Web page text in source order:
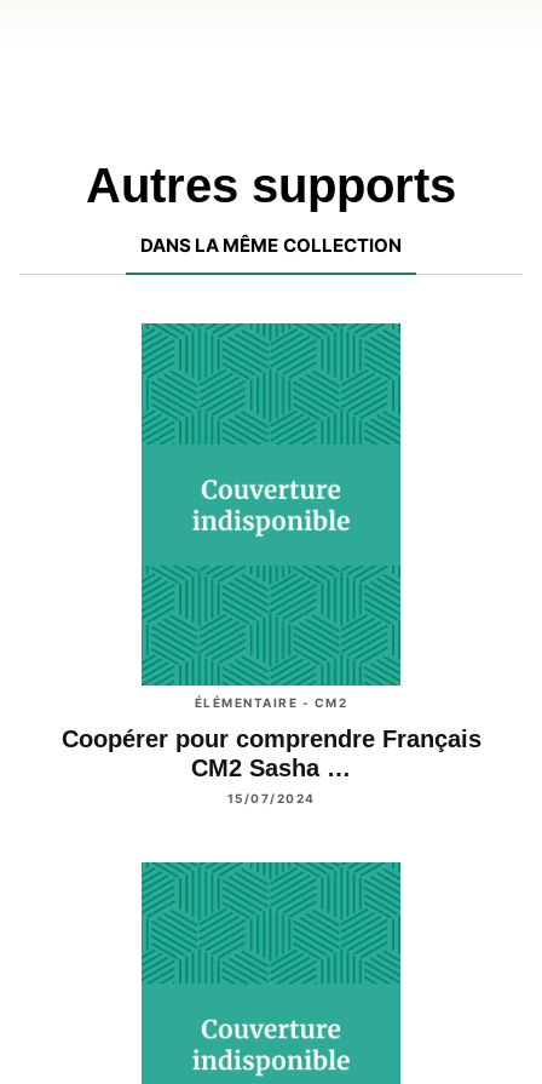
Autres supports
DANS LA MÊME COLLECTION
ÉLÉMENTAIRE - CM2
Coopérer pour comprendre Français
CM2 Sasha …
15/07/2024